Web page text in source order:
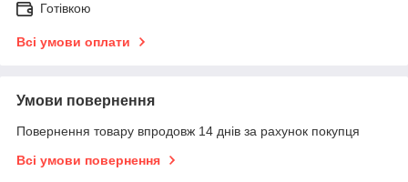
Готівкою
Всі умови оплати
Умови повернення
Повернення товару впродовж 14 днів за рахунок покупця
Всі умови повернення